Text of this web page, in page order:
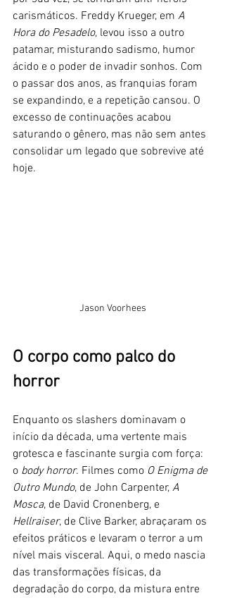
carismáticos. Freddy Krueger, em A
Hora do Pesadelo, levou isso a outro
patamar, misturando sadismo, humor
ácido e o poder de invadir sonhos. Com
o passar dos anos, as franquias foram
se expandindo, e a repetição cansou. O
excesso de continuações acabou
saturando o gênero, mas não sem antes
consolidar um legado que sobrevive até
hoje.
Jason Voorhees
O corpo como palco do
horror
Enquanto os slashers dominavam o
início da década, uma vertente mais
grotesca e fascinante surgia com força:
o body horror. Filmes como O Enigma de
Outro Mundo, de John Carpenter, A
Mosca, de David Cronenberg, e
Hellraiser, de Clive Barker, abraçaram os
efeitos práticos e levaram o terror a um
nível mais visceral. Aqui, o medo nascia
das transformações físicas, da
degradação do corpo, da mistura entre